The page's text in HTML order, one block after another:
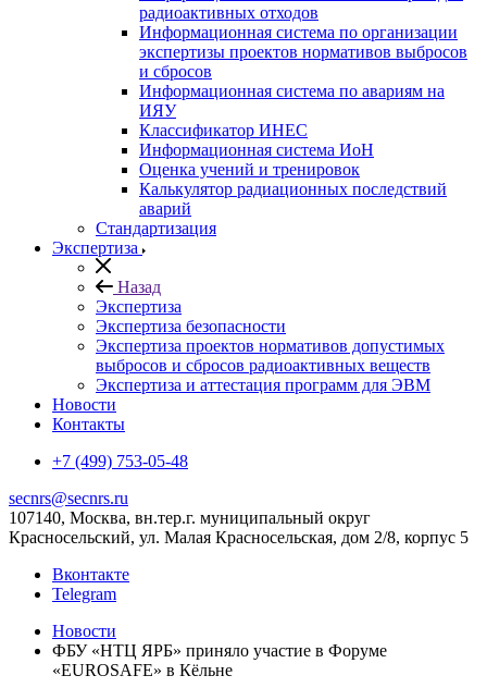
радиоактивных отходов
Информационная система по организации
экспертизы проектов нормативов выбросов
и сбросов
Информационная система по авариям на
ИЯУ
Классификатор ИНЕС
Информационная система ИоН
Оценка учений и тренировок
Калькулятор радиационных последствий
аварий
Стандартизация
Экспертиза
Назад
Экспертиза
Экспертиза безопасности
Экспертиза проектов нормативов допустимых
выбросов и сбросов радиоактивных веществ
Экспертиза и аттестация программ для ЭВМ
Новости
Контакты
+7 (499) 753-05-48
secnrs@secnrs.ru
107140, Москва, вн.тер.г. муниципальный округ
Красносельский, ул. Малая Красносельская, дом 2/8, корпус 5
Вконтакте
Telegram
Новости
ФБУ «НТЦ ЯРБ» приняло участие в Форуме
«EUROSAFE» в Кёльне